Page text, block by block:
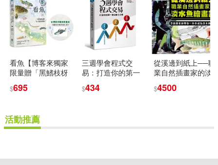
看魚【博客來獨家
限量贈「黑鰭枝枒
卡」】：台灣第一
$695
三週學會程式交
易：打造你的第一
$434
從溪邊到紙上──職
業自然插畫家的淡
$4500
活動推薦